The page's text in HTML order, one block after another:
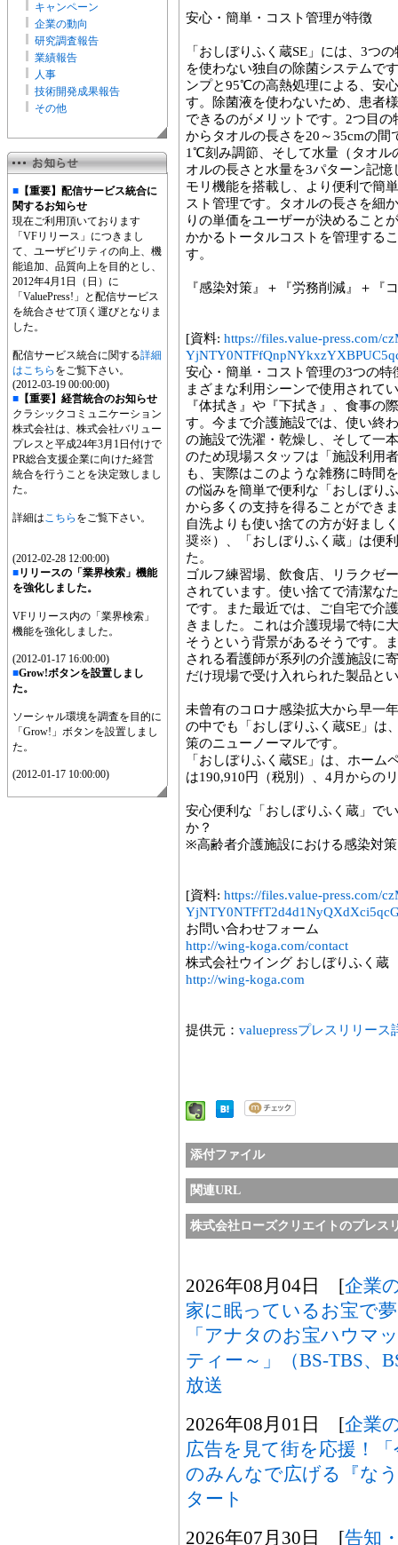
キャンペーン
企業の動向
研究調査報告
業績報告
人事
技術開発成果報告
その他
■ 【重要】配信サービス統合に
関するお知らせ
現在ご利用頂いております
「VFリリース」につきまし
て、ユーザビリティの向上、機
能追加、品質向上を目的とし、
2012年4月1日（日）に
「ValuePress!」と配信サービス
を統合させて頂く運びとなりま
した。
配信サービス統合に関する詳細
はこちら をご覧下さい。
(2012-03-19 00:00:00)
■ 【重要】経営統合のお知らせ
クラシックコミュニケーション
株式会社は、株式会社バリュー
プレスと平成24年3月1日付けで
PR総合支援企業に向けた経営
統合を行うことを決定致しまし
た。
詳細はこちら をご覧下さい。
(2012-02-28 12:00:00)
■リリースの「業界検索」機能
を強化しました。
VFリリース内の「業界検索」
機能を強化しました。
(2012-01-17 16:00:00)
■Grow!ボタンを設置しまし
た。
ソーシャル環境を調査を目的に
「Grow!」ボタンを設置しまし
た。
(2012-01-17 10:00:00)
安心・簡単・コスト管理が特徴
「おしぼりふく蔵SE」には、3つ
を使わない独自の除菌システムで
ンプと95℃の高熱処理による、安
す。除菌液を使わないため、患者
できるのがメリットです。2つ目
からタオルの長さを20～35cmの
1℃刻み調節、そして水量（タオル
オルの長さと水量を3パターン記
モリ機能を搭載し、より便利で簡
スト管理です。タオルの長さを細
りの単価をユーザーが決めること
かかるトータルコストを管理する
す。
『感染対策』＋『労務削減』＋『
[資料: https://files.value-press.com/
安心・簡単・コスト管理の3つの
まざまな利用シーンで使用されて
『体拭き』や『下拭き』、食事の
す。今まで介護施設では、使い終
の施設で洗濯・乾燥し、そして一
のため現場スタッフは「施設利用
も、実際はこのような雑務に時間
の悩みを簡単で便利な「おしぼり
から多くの支持を得ることができ
自洗よりも使い捨ての方が好まし
奨※）、「おしぼりふく蔵」は便
た。
ゴルフ練習場、飲食店、リラクゼ
されています。使い捨てで清潔な
です。また最近では、ご自宅で介
きました。これは介護現場で特に
そうという背景があるそうです。
される看護師が系列の介護施設に
だけ現場で受け入れられた製品と
未曾有のコロナ感染拡大から早一
の中でも「おしぼりふく蔵SE」は
策のニューノーマルです。
「おしぼりふく蔵SE」は、ホー
は190,910円（税別）、4月からの
安心便利な「おしぼりふく蔵」で
か？
※高齢者介護施設における感染対
[資料: https://files.value-press.com/
お問い合わせフォーム
http://wing-koga.com/contact
株式会社ウイング おしぼりふく蔵
http://wing-koga.com
提供元： valuepressプレスリリース
添付ファイル
関連URL
株式会社ローズクリエイトのプレス
2026年08月04日 [企業
家に眠っているお宝で
「アナタのお宝ハウマ
ティー～」（BS-TBS、
放送
2026年08月01日 [企業
広告を見て街を応援！
のみんなで広げる『な
タート
2026年07月30日 [告知